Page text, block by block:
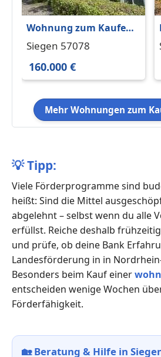
Wohnung zum Kaufen
in Siegen 160.000 €
Siegen 57078
160.000 €
Mehr Wohnungen zum
💡Tipp:
Viele Förderprogramme sind
heißt: Sind die Mittel
abgelehnt – selbst wenn du alle
erfüllst. Reiche deshalb
und prüfe, ob deine Bank
Landesförderung in in
Besonders beim Kauf einer
entscheiden wenige Wochen
Förderfähigkeit.
🏡Beratung & Hilfe in